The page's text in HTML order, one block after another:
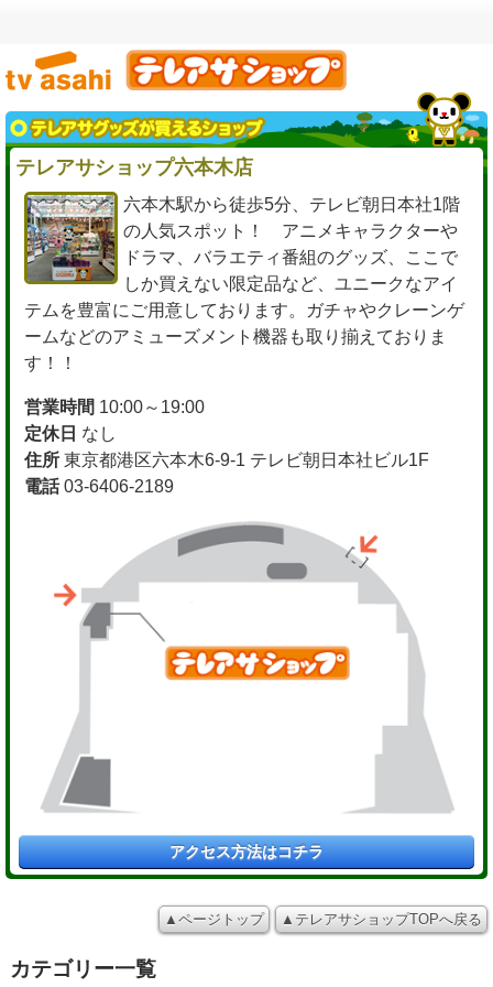
テレアサショップ六本木店
六本木駅から徒歩5分、テレビ朝日本社1階
の人気スポット！ アニメキャラクターや
ドラマ、バラエティ番組のグッズ、ここで
しか買えない限定品など、ユニークなアイ
テムを豊富にご用意しております。ガチャやクレーンゲ
ームなどのアミューズメント機器も取り揃えておりま
す！！
営業時間 10:00～19:00
定休日 なし
住所 東京都港区六本木6-9-1 テレビ朝日本社ビル1F
電話03-6406-2189
アクセス方法はコチラ
▲ページトップ ▲テレアサショップTOPへ戻る
カテゴリー一覧